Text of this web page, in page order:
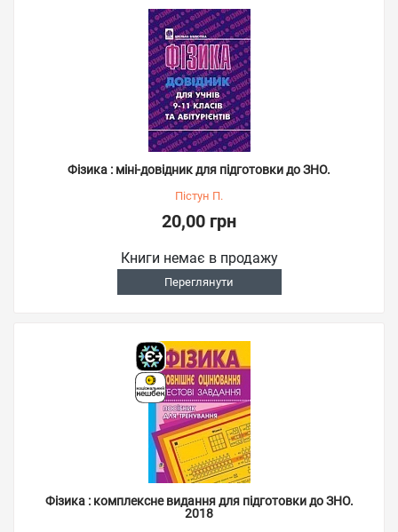
Фізика : міні-довідник для підготовки до ЗНО.
Пістун П.
20,00 грн
Книги немає в продажу
Переглянути
Фізика : комплексне видання для підготовки до ЗНО.
2018